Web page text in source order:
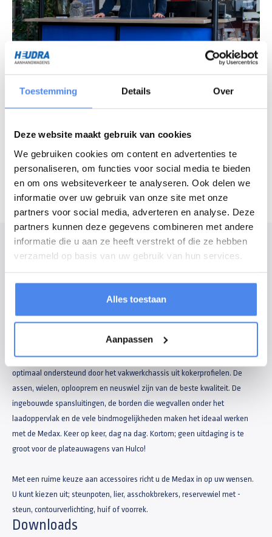
Toestemming Details Over
Deze website maakt gebruik van cookies
We gebruiken cookies om content en advertenties te
personaliseren, om functies voor social media te bieden
en om ons websiteverkeer te analyseren. Ook delen we
informatie over uw gebruik van onze site met onze
partners voor social media, adverteren en analyse. Deze
partners kunnen deze gegevens combineren met andere
informatie die u aan ze heeft verstrekt of die ze hebben
verzameld op basis van uw gebruik van hun services.
Alles toestaan
Aanpassen
Zaterdag
8:30 - 12:00 uur
Modelomschrijving
gebruik. Het doordachte ontwerp met een onderhoudsvriendelijke
constructie en de fraaie afwerking maakt deze plateauwagen favoriet bij
Professionals in heel Europa vertrouwen elke dag weer op de kwaliteit
van de Medax en gebruiken deze tot het uiterste. De laadvloer wordt
optimaal ondersteund door het vakwerkchassis uit kokerprofielen. De
assen, wielen, oplooprem en neuswiel zijn van de beste kwaliteit. De
ingebouwde spansluitingen, de borden die wegvallen onder het
laadoppervlak en de vele bindmogelijkheden maken het ideaal werken
met de Medax. Keer op keer, dag na dag. Kortom; geen uitdaging is te
groot voor de plateauwagens van Hulco!
Met een ruime keuze aan accessoires richt u de Medax in op uw wensen.
U kunt kiezen uit; steunpoten, lier, asschokbrekers, reservewiel met -
steun, contourverlichting, huif of voorrek.
Downloads